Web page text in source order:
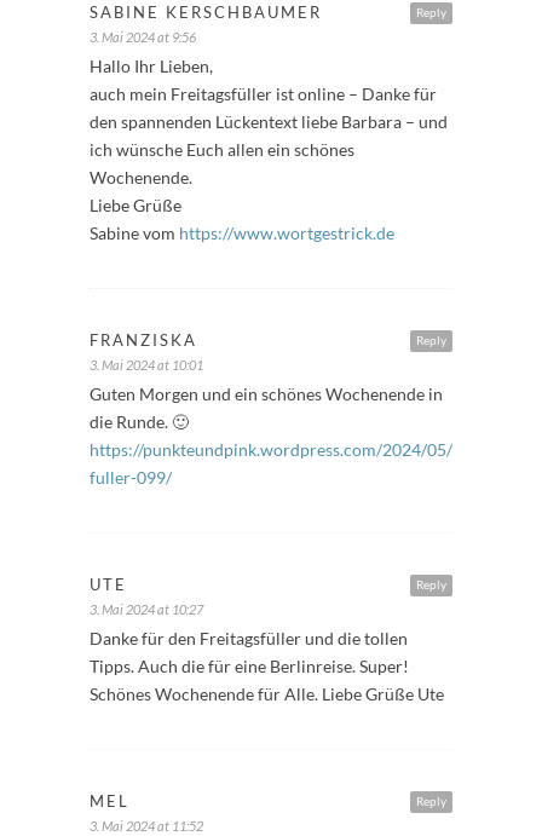
Reply
SABINE KERSCHBAUMER
3. Mai 2024 at 9:56
Hallo Ihr Lieben,
auch mein Freitagsfüller ist online – Danke für
den spannenden Lückentext liebe Barbara – und
ich wünsche Euch allen ein schönes
Wochenende.
Liebe Grüße
Sabine vom https://www.wortgestrick.de
Reply
FRANZISKA
3. Mai 2024 at 10:01
Guten Morgen und ein schönes Wochenende in
die Runde. 🙂
https://punkteundpink.wordpress.com/2024/05/03/freitags-
fuller-099/
Reply
UTE
3. Mai 2024 at 10:27
Danke für den Freitagsfüller und die tollen
Tipps. Auch die für eine Berlinreise. Super!
Schönes Wochenende für Alle. Liebe Grüße Ute
Reply
MEL
3. Mai 2024 at 11:52